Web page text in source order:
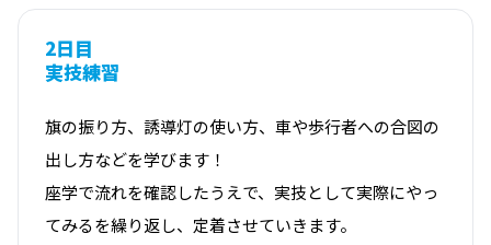
2日目
実技練習
旗の振り方、誘導灯の使い方、車や歩行者への合図の
出し方などを学びます！
座学で流れを確認したうえで、実技として実際にやっ
てみるを繰り返し、定着させていきます。